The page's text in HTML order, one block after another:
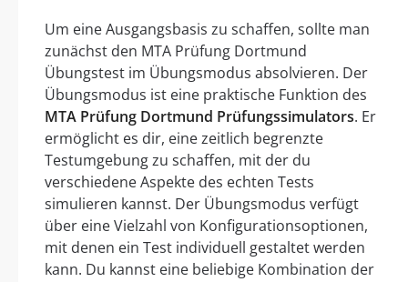
Um eine Ausgangsbasis zu schaffen, sollte man
zunächst den MTA Prüfung Dortmund
Übungstest im Übungsmodus absolvieren. Der
Übungsmodus ist eine praktische Funktion des
MTA Prüfung Dortmund Prüfungssimulators. Er
ermöglicht es dir, eine zeitlich begrenzte
Testumgebung zu schaffen, mit der du
verschiedene Aspekte des echten Tests
simulieren kannst. Der Übungsmodus verfügt
über eine Vielzahl von Konfigurationsoptionen,
mit denen ein Test individuell gestaltet werden
kann. Du kannst eine beliebige Kombination der